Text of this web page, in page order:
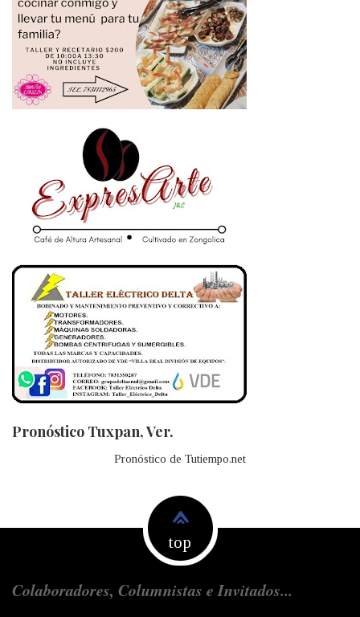
Pronóstico Tuxpan, Ver.
Pronóstico de Tutiempo.net
top
Colaboradores, Columnistas e Invitados...